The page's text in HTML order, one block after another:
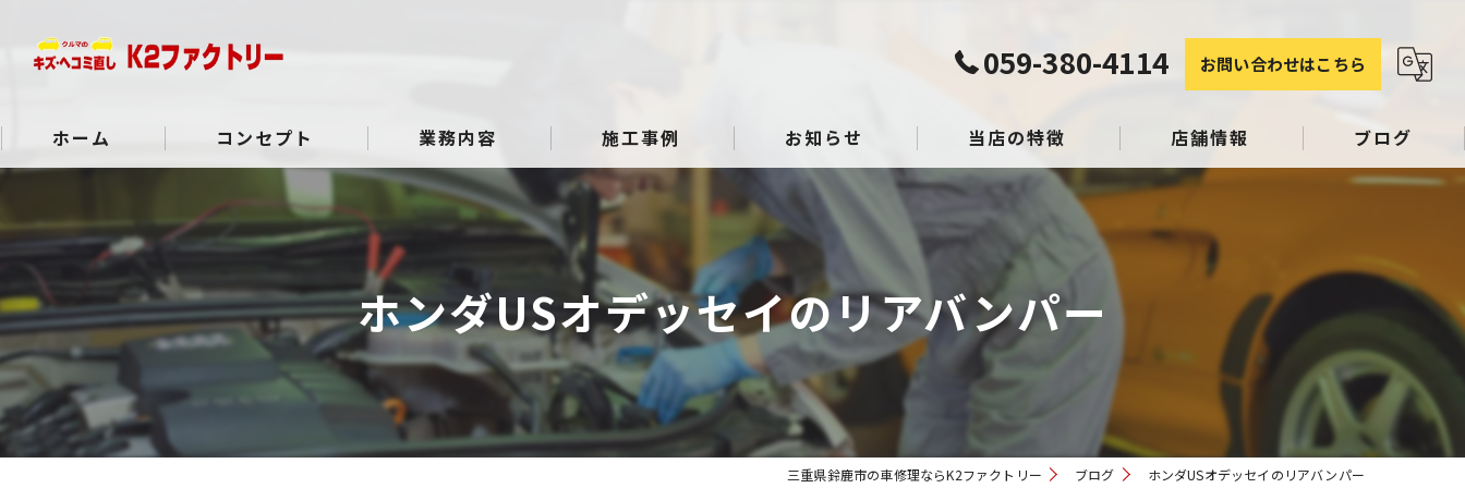
059-380-4114 お問い合わせはこちら
ホーム コンセプト 業務内容
よくある質問
施工事例 お知らせ 当店の特徴
整備
ガラスリペア
店舗情報 ブログ
ホンダUSオデッセイのリアバンパー
三重県鈴鹿市の車修理ならK2ファクトリー ブログ ホンダUSオデッセイのリアバンパー